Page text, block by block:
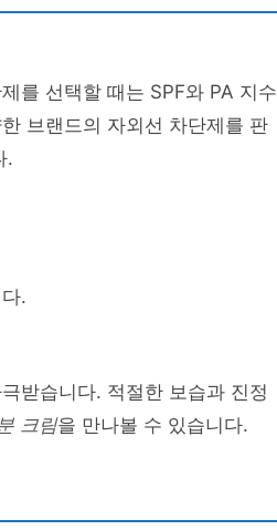
를 선택할 때는 SPF와 PA 지수
브랜드의 자외선 차단제를 판
.
.
받습니다. 적절한 보습과 진정
크림을 만나볼 수 있습니다.